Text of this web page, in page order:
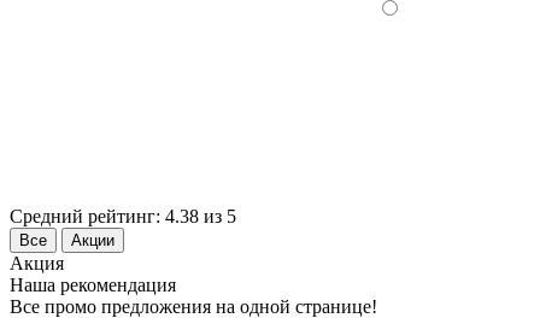
Средний рейтинг: 4.38 из 5
Все Акции
Акция
Наша рекомендация
Все промо предложения на одной странице!